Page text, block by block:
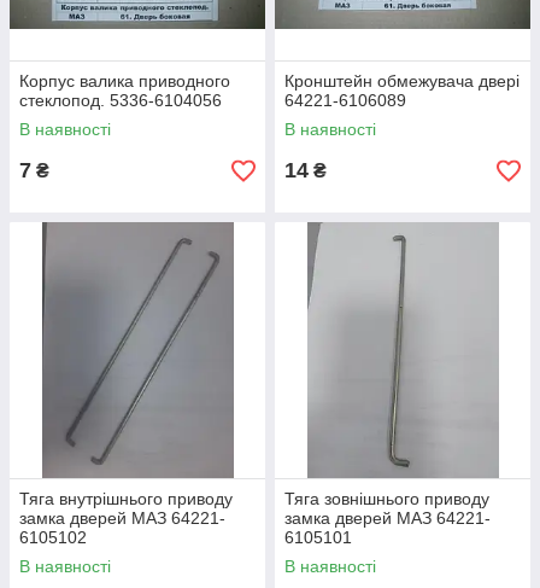
Корпус валика приводного
стеклопод. 5336-6104056
В наявності
7 ₴
Кронштейн обмежувача двері
64221-6106089
В наявності
14 ₴
Тяга внутрішнього приводу
замка дверей МАЗ 64221-
6105102
В наявності
Тяга зовнішнього приводу
замка дверей МАЗ 64221-
6105101
В наявності